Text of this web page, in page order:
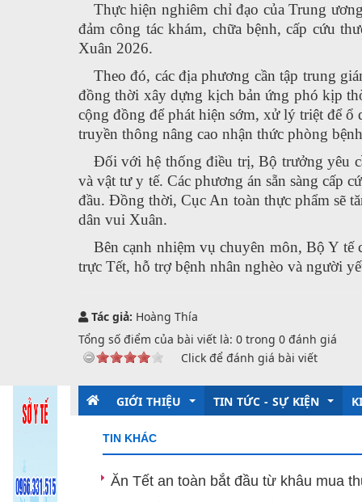
Thực hiện nghiêm chỉ đạo của Trung
đảm công tác khám, chữa bệnh, cấp cứu
Xuân 2026.
Theo đó, các địa phương cần tập trung
đồng thời xây dựng kịch bản ứng phó kịp
cộng đồng để phát hiện sớm, xử lý triệt để
truyền thông nâng cao nhận thức phòng
Đối với hệ thống điều trị, Bộ trưởng yêu
và vật tư y tế. Các phương án sẵn sàng cấp
đầu. Đồng thời, Cục An toàn thực phẩm sẽ
dân vui Xuân.
Bên cạnh nhiệm vụ chuyên môn, Bộ Y tế
trực Tết, hỗ trợ bệnh nhân nghèo và người
Tác giả: Hoàng Thía
Tổng số điểm của bài viết là: 0 trong 0 đánh giá
Click để đánh giá bài viết
GIỚI THIỆU
Giới thiệu chung
TIN TỨC - SỰ KIỆN
Kỷ niệm 135 năm ngày
TIN KHÁC
Ăn Tết an toàn bắt đầu từ khâu mua